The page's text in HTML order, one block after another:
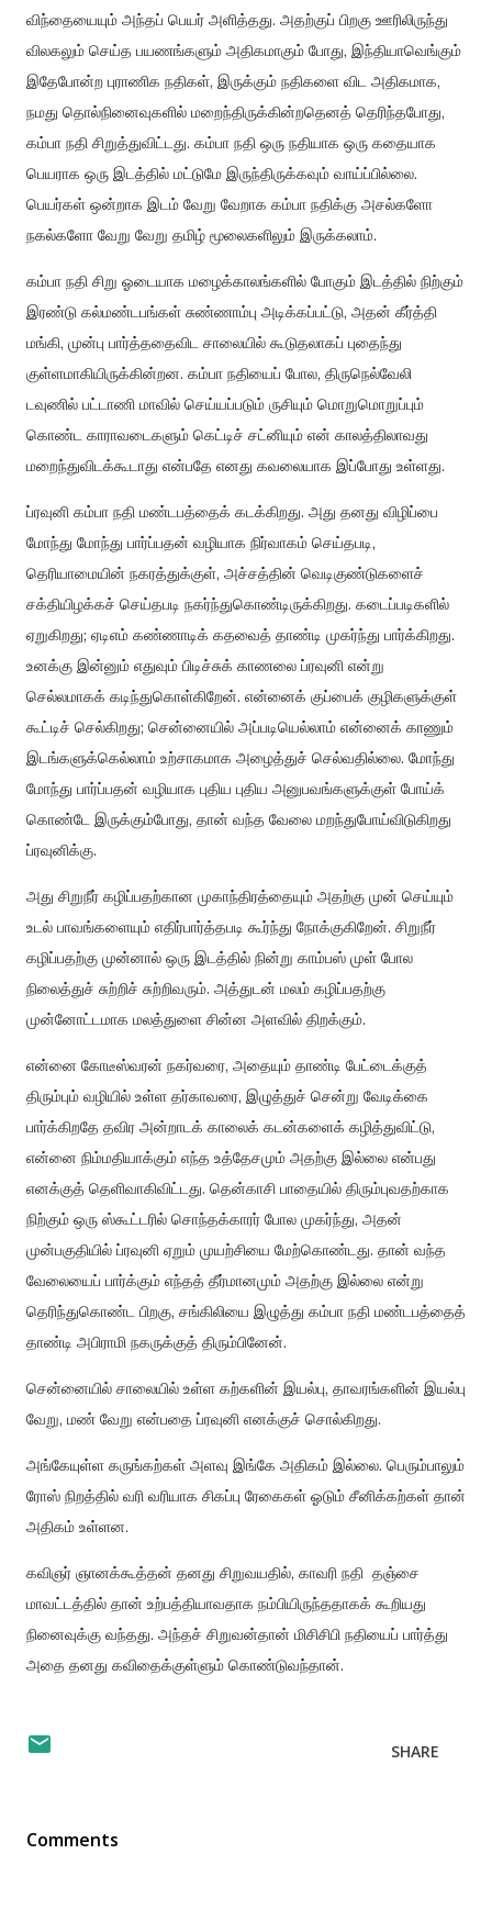
விந்தையையும் அந்தப் பெயர் அளித்தது. அதற்குப் பிறகு ஊரிலிருந்து
விலகலும் செய்த பயணங்களும் அதிகமாகும் போது, இந்தியாவெங்கும்
இதேபோன்ற புராணிக நதிகள், இருக்கும் நதிகளை விட அதிகமாக,
நமது தொல்நினைவுகளில் மறைந்திருக்கின்றதெனத் தெரிந்தபோது,
கம்பா நதி சிறுத்துவிட்டது. கம்பா நதி ஒரு நதியாக ஒரு கதையாக
பெயராக ஒரு இடத்தில் மட்டுமே இருந்திருக்கவும் வாய்ப்பில்லை.
பெயர்கள் ஒன்றாக இடம் வேறு வேறாக கம்பா நதிக்கு அசல்களோ
நகல்களோ வேறு வேறு தமிழ் மூலைகளிலும் இருக்கலாம்.
கம்பா நதி சிறு ஓடையாக மழைக்காலங்களில் போகும் இடத்தில் நிற்கும்
இரண்டு கல்மண்டபங்கள் சுண்ணாம்பு அடிக்கப்பட்டு, அதன் கீர்த்தி
மங்கி, முன்பு பார்த்ததைவிட சாலையில் கூடுதலாகப் புதைந்து
குள்ளமாகியிருக்கின்றன. கம்பா நதியைப் போல, திருநெல்வேலி
டவுணில் பட்டாணி மாவில் செய்யப்படும் ருசியும் மொறுமொறுப்பும்
கொண்ட காராவடைகளும் கெட்டிச் சட்னியும் என் காலத்திலாவது
மறைந்துவிடக்கூடாது என்பதே எனது கவலையாக இப்போது உள்ளது.
ப்ரவுனி கம்பா நதி மண்டபத்தைக் கடக்கிறது. அது தனது விழிப்பை
மோந்து மோந்து பார்ப்பதன் வழியாக நிர்வாகம் செய்தபடி,
தெரியாமையின் நகரத்துக்குள், அச்சத்தின் வெடிகுண்டுகளைச்
சக்தியிழக்கச் செய்தபடி நகர்ந்துகொண்டிருக்கிறது. கடைப்படிகளில்
ஏறுகிறது; ஏடிஎம் கண்ணாடிக் கதவைத் தாண்டி முகர்ந்து பார்க்கிறது.
உனக்கு இன்னும் எதுவும் பிடிச்சுக் காணலை ப்ரவுனி என்று
செல்லமாகக் கடிந்துகொள்கிறேன். என்னைக் குப்பைக் குழிகளுக்குள்
கூட்டிச் செல்கிறது; சென்னையில் அப்படியெல்லாம் என்னைக் காணும்
இடங்களுக்கெல்லாம் உற்சாகமாக அழைத்துச் செல்வதில்லை. மோந்து
மோந்து பார்ப்பதன் வழியாக புதிய புதிய அனுபவங்களுக்குள் போய்க்
கொண்டே இருக்கும்போது, தான் வந்த வேலை மறந்துபோய்விடுகிறது
ப்ரவுனிக்கு.
அது சிறுநீர் கழிப்பதற்கான முகாந்திரத்தையும் அதற்கு முன் செய்யும்
உடல் பாவங்களையும் எதிர்பார்த்தபடி கூர்ந்து நோக்குகிறேன். சிறுநீர்
கழிப்பதற்கு முன்னால் ஒரு இடத்தில் நின்று காம்பஸ் முள் போல
நிலைத்துச் சுற்றிச் சுற்றிவரும். அத்துடன் மலம் கழிப்பதற்கு
முன்னோட்டமாக மலத்துளை சின்ன அளவில் திறக்கும்.
என்னை கோடீஸ்வரன் நகர்வரை, அதையும் தாண்டி பேட்டைக்குத்
திரும்பும் வழியில் உள்ள தர்காவரை, இழுத்துச் சென்று வேடிக்கை
பார்க்கிறதே தவிர அன்றாடக் காலைக் கடன்களைக் கழித்துவிட்டு,
என்னை நிம்மதியாக்கும் எந்த உத்தேசமும் அதற்கு இல்லை என்பது
எனக்குத் தெளிவாகிவிட்டது. தென்காசி பாதையில் திரும்புவதற்காக
நிற்கும் ஒரு ஸ்கூட்டரில் சொந்தக்காரர் போல முகர்ந்து, அதன்
முன்பகுதியில் ப்ரவுனி ஏறும் முயற்சியை மேற்கொண்டது. தான் வந்த
வேலையைப் பார்க்கும் எந்தத் தீர்மானமும் அதற்கு இல்லை என்று
தெரிந்துகொண்ட பிறகு, சங்கிலியை இழுத்து கம்பா நதி மண்டபத்தைத்
தாண்டி அபிராமி நகருக்குத் திரும்பினேன்.
சென்னையில் சாலையில் உள்ள கற்களின் இயல்பு, தாவரங்களின் இயல்பு
வேறு, மண் வேறு என்பதை ப்ரவுனி எனக்குச் சொல்கிறது.
அங்கேயுள்ள கருங்கற்கள் அளவு இங்கே அதிகம் இல்லை. பெரும்பாலும்
ரோஸ் நிறத்தில் வரி வரியாக சிகப்பு ரேகைகள் ஓடும் சீனிக்கற்கள் தான்
அதிகம் உள்ளன.
கவிஞர் ஞானக்கூத்தன் தனது சிறுவயதில், காவரி நதி தஞ்சை
மாவட்டத்தில் தான் உற்பத்தியாவதாக நம்பியிருந்ததாகக் கூறியது
நினைவுக்கு வந்தது. அந்தச் சிறுவன்தான் மிசிசிபி நதியைப் பார்த்து
அதை தனது கவிதைக்குள்ளும் கொண்டுவந்தான்.
SHARE
Comments